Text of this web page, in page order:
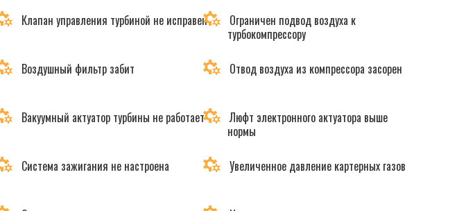
Клапан управления турбиной не исправен
Ограничен подвод воздуха к
турбокомпрессору
Воздушный фильтр забит Отвод воздуха из компрессора засорен
Вакуумный актуатор турбины не работает
Люфт электронного актуатора выше
нормы
Система зажигания не настроена Увеличенное давление картерных газов